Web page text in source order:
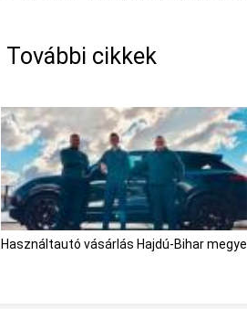
További cikkek
Használtautó vásárlás Hajdú-Bihar megye